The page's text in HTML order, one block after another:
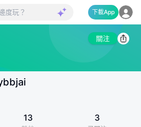
下載App
關注
13 3